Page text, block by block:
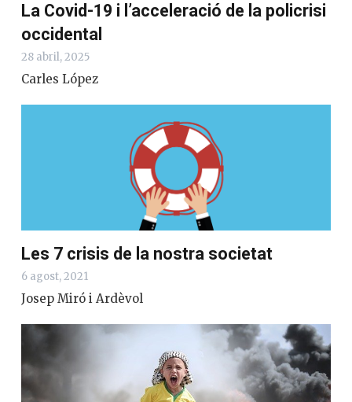
La Covid-19 i l’acceleració de la policrisi
occidental
28 abril, 2025
Carles López
Les 7 crisis de la nostra societat
6 agost, 2021
Josep Miró i Ardèvol